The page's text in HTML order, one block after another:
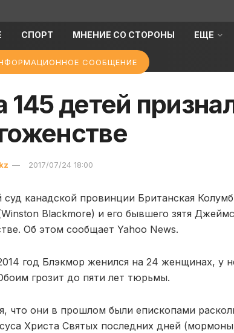
СПОРТ МНЕНИЕ СО СТОРОНЫ ЕЩЕ
СООБЩЕНИЕ
145 детей
2017/07/24 18:00
канадской провинции Британская
Blackmore) и его бывшего зятя
Об этом сообщает Yahoo News.
год Блэкмор женился на 24 женщинах, у
грозит до пяти лет тюрьмы.
что они в прошлом были епископами
Христа Святых последних дней